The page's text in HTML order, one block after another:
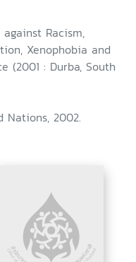
Racism,
Xenophobia and
(2001 : Durba, South
Nations, 2002.